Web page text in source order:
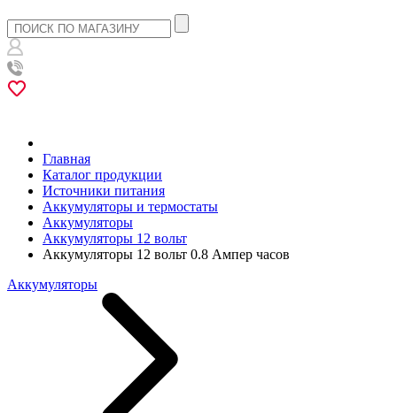
Главная
Каталог продукции
Источники питания
Аккумуляторы и термостаты
Аккумуляторы
Аккумуляторы 12 вольт
Аккумуляторы 12 вольт 0.8 Ампер часов
Аккумуляторы